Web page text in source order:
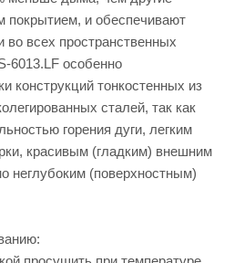
покрытием, и обеспечивают
во всех пространственных
6013.LF особенно
конструкций тонкостенных из
сталей, так как
горения дуги, легким
красивым (гладким) внешним
неглубоким (поверхностным)